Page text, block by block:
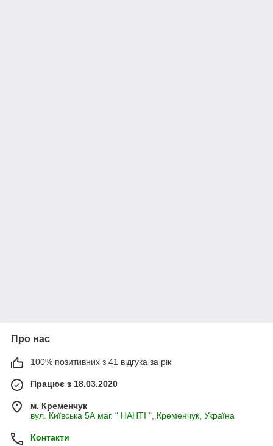
Про нас
100% позитивних з 41 відгука за рік
Працює з 18.03.2020
м. Кременчук
вул. Київська 5А маг. " НАНТІ ", Кременчук, Україна
Контакти